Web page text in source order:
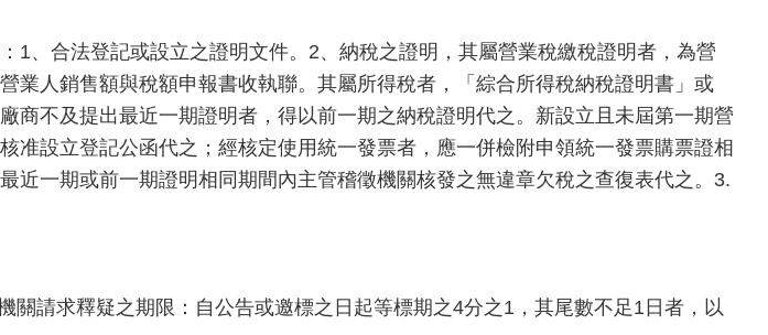
1、合法登記或設立之證明文件。2、納稅之證明，其屬營業稅繳稅證明者，為營
業人銷售額與稅額申報書收執聯。其屬所得稅者，「綜合所得稅納稅證明書」或
商不及提出最近一期證明者，得以前一期之納稅證明代之。新設立且未屆第一期營
准設立登記公函代之；經核定使用統一發票者，應一併檢附申領統一發票購票證相
近一期或前一期證明相同期間內主管稽徵機關核發之無違章欠稅之查復表代之。3.
關請求釋疑之期限：自公告或邀標之日起等標期之4分之1，其尾數不足1日者，以